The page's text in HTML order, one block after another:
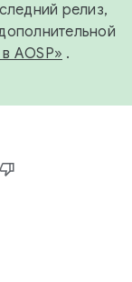
релиз,
AOSP» .